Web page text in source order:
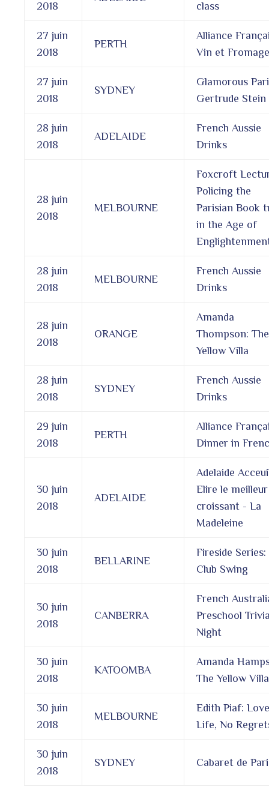
2018
class
27 juin
2018
PERTH
Alliance
Vin et Fromage
27 juin
2018
SYDNEY
Glamorous
Gertrude Stein
28 juin
2018
ADELAIDE
French Aussie
Drinks
28 juin
2018
MELBOURNE
Foxcroft
Policing the
Parisian Book
in the Age of
28 juin
2018
MELBOURNE
French Aussie
Drinks
28 juin
2018
ORANGE
Amanda
Thompson: The
Yellow Villa
28 juin
2018
SYDNEY
French Aussie
Drinks
29 juin
2018
PERTH
Alliance
Dinner in
30 juin
2018
ADELAIDE
Adelaide
Elire le meilleur
croissant - La
Madeleine
30 juin
2018
BELLARINE
Fireside
Club Swing
30 juin
2018
CANBERRA
French
Preschool
Night
30 juin
2018
KATOOMBA
Amanda
The Yellow Villa
30 juin
2018
MELBOURNE
Edith Piaf:
Life, No
30 juin
2018
SYDNEY Cabaret de